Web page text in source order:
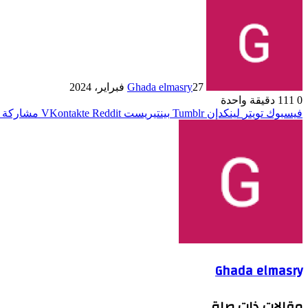
Ghada elmasry27 فبراير، 2024
0
دقيقة واحدة
فيسبوك تويتر لينكدإن بينتيريست مشاركة
Ghada elmasry